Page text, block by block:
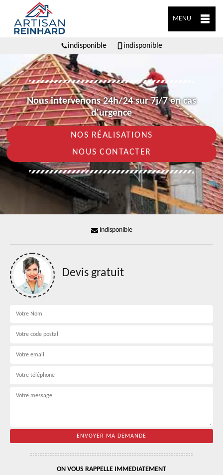
MENU
indisponible indisponible
Nous intervenons 24h/24 sur 7j/7 en cas
d'urgence
NOS RÉALISATIONS
NOUS CONTACTER
indisponible
Devis gratuit
ON VOUS RAPPELLE IMMEDIATEMENT